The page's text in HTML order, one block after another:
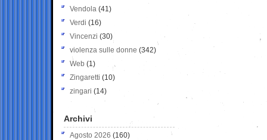
Vendola (41)
Verdi (16)
Vincenzi (30)
violenza sulle donne (342)
Web (1)
Zingaretti (10)
zingari (14)
Archivi
Agosto 2026 (160)